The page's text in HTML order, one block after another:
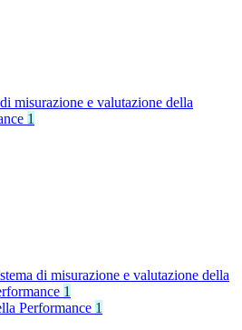
misurazione e valutazione della
1
di misurazione e valutazione della
1
Performance 1